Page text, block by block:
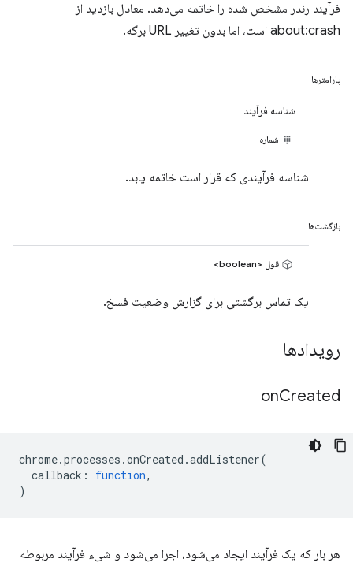
فرآیند رندر مشخص شده را خاتمه می‌دهد. معادل بازدید از
about:crash است، اما بدون تغییر URL برگه.
پارامترها
شناسه فرآیند
شماره
شناسه فرآیندی که قرار است خاتمه یابد.
بازگشت‌ها
قول <boolean>
یک تماس برگشتی برای گزارش وضعیت فسخ.
رویدادها
onCreated
chrome.processes .onCreated .addListener(
callback : function,
)
هر بار که یک فرآیند ایجاد می‌شود، اجرا می‌شود و شیء فرآیند مربوطه